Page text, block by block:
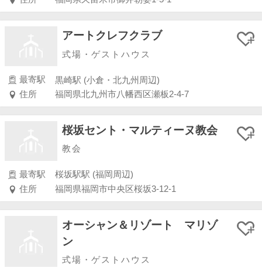
アートクレフクラブ
式場・ゲストハウス
最寄駅
黒崎駅 (小倉・北九州周辺)
住所
福岡県北九州市八幡西区瀬板2-4-7
桜坂セント・マルティーヌ教会
教会
最寄駅
桜坂駅駅 (福岡周辺)
住所
福岡県福岡市中央区桜坂3-12-1
オーシャン＆リゾート マリゾ
ン
式場・ゲストハウス